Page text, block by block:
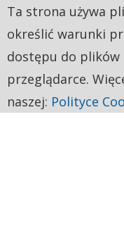
Ta strona używa
określić warunki
dostępu do plików
przeglądarce.
naszej: Polityce